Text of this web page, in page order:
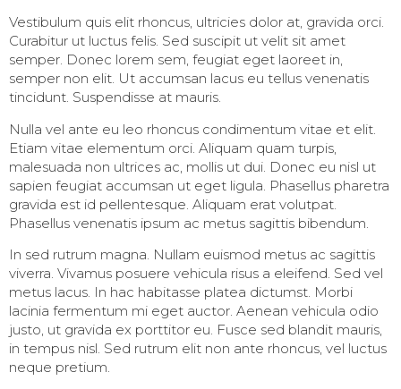
Vestibulum quis elit rhoncus, ultricies dolor at, gravida orci.
Curabitur ut luctus felis. Sed suscipit ut velit sit amet
semper. Donec lorem sem, feugiat eget laoreet in,
semper non elit. Ut accumsan lacus eu tellus venenatis
tincidunt. Suspendisse at mauris.
Nulla vel ante eu leo rhoncus condimentum vitae et elit.
Etiam vitae elementum orci. Aliquam quam turpis,
malesuada non ultrices ac, mollis ut dui. Donec eu nisl ut
sapien feugiat accumsan ut eget ligula. Phasellus pharetra
gravida est id pellentesque. Aliquam erat volutpat.
Phasellus venenatis ipsum ac metus sagittis bibendum.
In sed rutrum magna. Nullam euismod metus ac sagittis
viverra. Vivamus posuere vehicula risus a eleifend. Sed vel
metus lacus. In hac habitasse platea dictumst. Morbi
lacinia fermentum mi eget auctor. Aenean vehicula odio
justo, ut gravida ex porttitor eu. Fusce sed blandit mauris,
in tempus nisl. Sed rutrum elit non ante rhoncus, vel luctus
neque pretium.